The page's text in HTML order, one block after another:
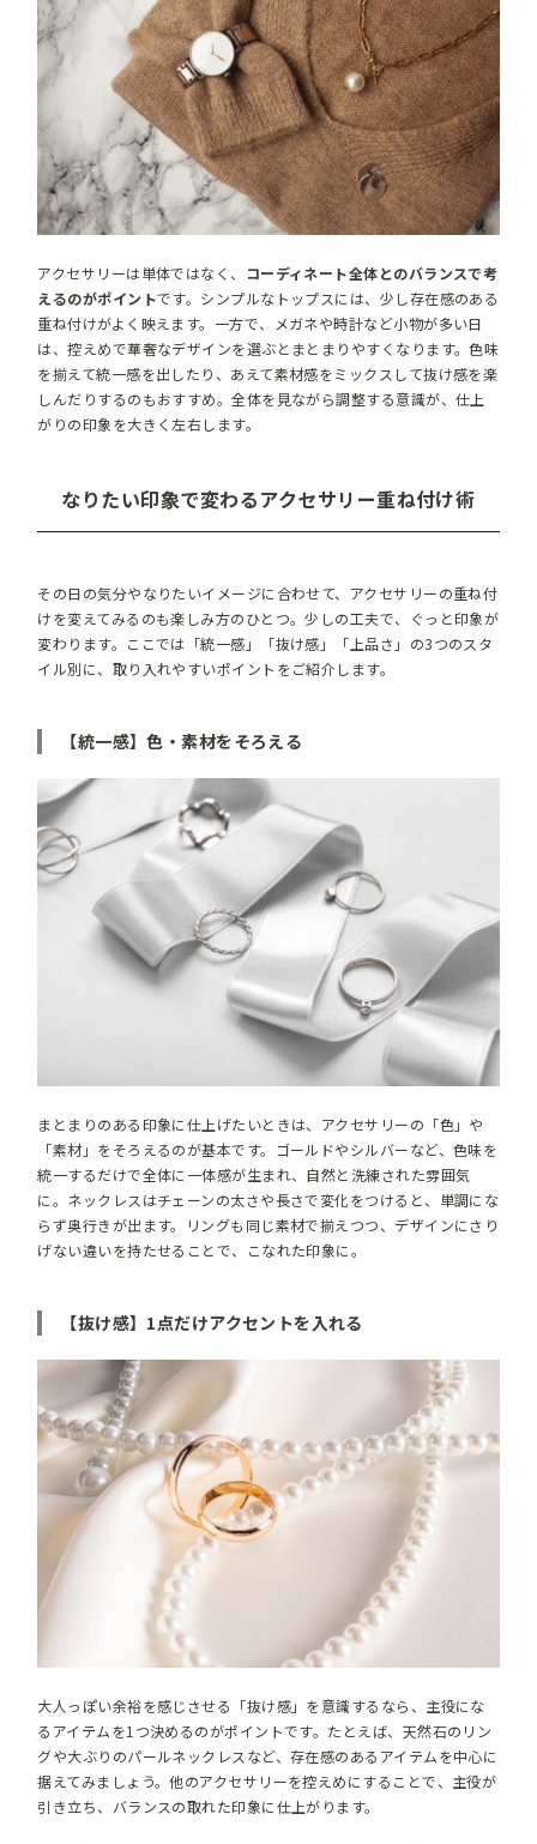
アクセサリーは単体ではなく、
コーディネート全体とのバランスで考
えるのがポイントです。シンプルなトップスには、少し存在感のある
重ね付けがよく映えます。一方で、メガネや時計など小物が多い日
は、控えめで華奢なデザインを選ぶとまとまりやすくなります。色味
を揃えて統一感を出したり、あえて素材感をミックスして抜け感を楽
しんだりするのもおすすめ。全体を見ながら調整する意識が、仕上
がりの印象を大きく左右します。
なりたい印象で変わるアクセサリー重ね付け術
その日の気分やなりたいイメージに合わせて、アクセサリーの重ね付
けを変えてみるのも楽しみ方のひとつ。少しの工夫で、ぐっと印象が
変わります。ここでは「統一感」「抜け感」「上品さ」の3つのスタ
イル別に、取り入れやすいポイントをご紹介します。
【統一感】色・素材をそろえる
まとまりのある印象に仕上げたいときは、アクセサリーの「色」や
「素材」をそろえるのが基本です。ゴールドやシルバーなど、色味を
統一するだけで全体に一体感が生まれ、自然と洗練された雰囲気
に。ネックレスはチェーンの太さや長さで変化をつけると、単調にな
らず奥行きが出ます。リングも同じ素材で揃えつつ、デザインにさり
げない違いを持たせることで、こなれた印象に。
【抜け感】1点だけアクセントを入れる
大人っぽい余裕を感じさせる「抜け感」を意識するなら、主役にな
るアイテムを1つ決めるのがポイントです。たとえば、天然石のリン
グや大ぶりのパールネックレスなど、存在感のあるアイテムを中心に
据えてみましょう。他のアクセサリーを控えめにすることで、主役が
引き立ち、バランスの取れた印象に仕上がります。